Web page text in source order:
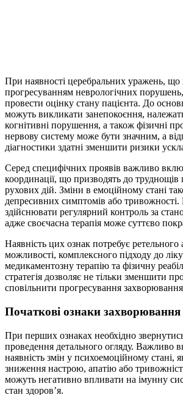
При наявності церебральних уражень, що
прогресуванням неврологічних
провести оцінку стану пацієнта. До
можуть викликати занепокоєння,
когнітивні порушення, а також фізичні
нервову систему може бути значним, а
діагностики здатні зменшити ризики
Серед специфічних проявів важливо
координації, що призводять до труднощів
рухових дій. Зміни в емоційному стані
депресивних симптомів або
здійснювати регулярний контроль за
адже своєчасна терапія може суттєво
Наявність цих ознак потребує ретельного
можливості, комплексного підходу до
медикаментозну терапію та фізичну
стратегія дозволяє не тільки зменшити
сповільнити прогресування
Початкові ознаки захворювання
При перших ознаках необхідно
проведення детального огляду. Важливо
наявність змін у психоемоційному стані,
зниження настрою, апатію або
можуть негативно впливати на імунну
стан здоров’я.